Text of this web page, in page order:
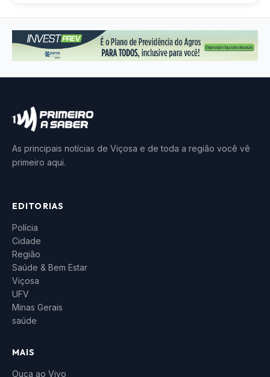
As principais notícias de Viçosa e de toda a região você vê
primeiro aqui.
EDITORIAS
Polícia
Cidade
Região
Saúde & Bem Estar
Viçosa
UFV
Minas Gerais
saúde
MAIS
Ouça ao Vivo